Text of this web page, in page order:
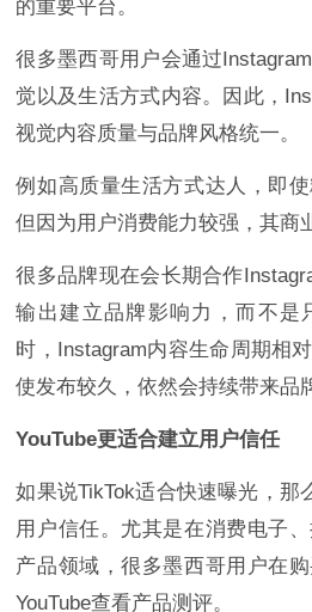
的重要平台。
很多墨西哥用户会通过
觉以及生活方式内容。因此，
视觉内容质量与品牌风格统一。
例如高质量生活方式达人，即
但因为用户消费能力较强，其商
很多品牌现在会长期合作
输出建立品牌影响力，而不是
时，Instagram内容生命周期相
使发布较久，依然会持续带来品
YouTube更适合建立用户信任
如果说TikTok适合快速曝光，那
用户信任。尤其是在消费电子
产品领域，很多墨西哥用户在
YouTube查看产品测评。